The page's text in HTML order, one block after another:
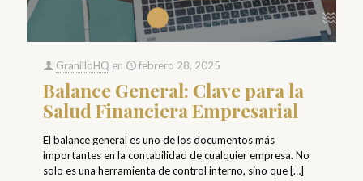
GranilloHQ en febrero 28, 2025
Balance General: Clave para la
Salud Financiera Empresarial
El balance general es uno de los documentos más
importantes en la contabilidad de cualquier empresa. No
solo es una herramienta de control interno, sino que[…]